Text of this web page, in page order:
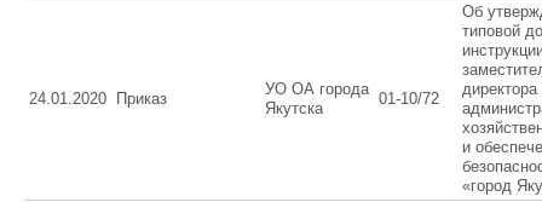
24.01.2020 Приказ
УО ОА города
Якутска
01-10/72
Об
типовой
директора
и
«город